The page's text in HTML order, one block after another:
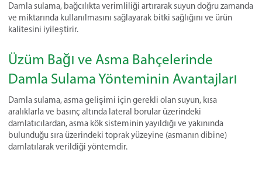
Damla sulama, bağcılıkta verimliliği artırarak suyun doğru zamanda
ve miktarında kullanılmasını sağlayarak bitki sağlığını ve ürün
kalitesini iyileştirir.
Üzüm Bağı ve Asma Bahçelerinde
Damla Sulama Yönteminin Avantajları
Damla sulama, asma gelişimi için gerekli olan suyun, kısa
aralıklarla ve basınç altında lateral borular üzerindeki
damlatıcılardan, asma kök sisteminin yayıldığı ve yakınında
bulunduğu sıra üzerindeki toprak yüzeyine (asmanın dibine)
damlatılarak verildiği yöntemdir.